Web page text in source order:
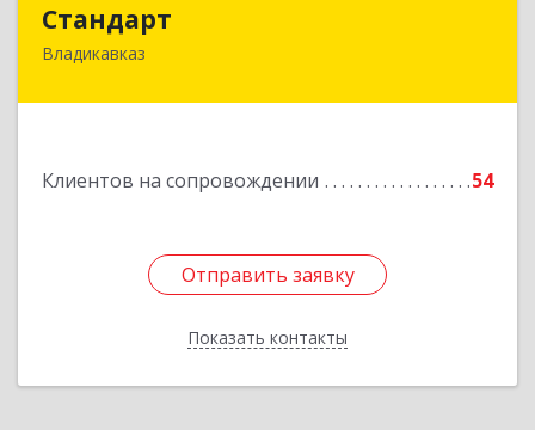
Стандарт
Владикавказ
Клиентов на сопровождении 54
Отправить заявку
Показать контакты
362025, Северная Осетия - Алания Респ,
Подробнее
Отправить заявку
Назад